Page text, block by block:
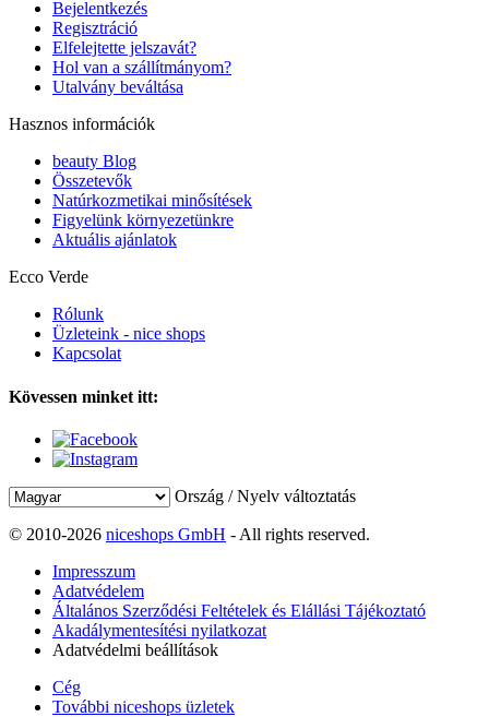
Bejelentkezés
Regisztráció
Elfelejtette jelszavát?
Hol van a szállítmányom?
Utalvány beváltása
Hasznos információk
beauty Blog
Összetevők
Natúrkozmetikai minősítések
Figyelünk környezetünkre
Aktuális ajánlatok
Ecco Verde
Rólunk
Üzleteink - nice shops
Kapcsolat
Kövessen minket itt:
Ország / Nyelv változtatás
© 2010-2026 niceshops GmbH - All rights reserved.
Impresszum
Adatvédelem
Általános Szerződési Feltételek és Elállási Tájékoztató
Akadálymentesítési nyilatkozat
Adatvédelmi beállítások
Cég
További niceshops üzletek